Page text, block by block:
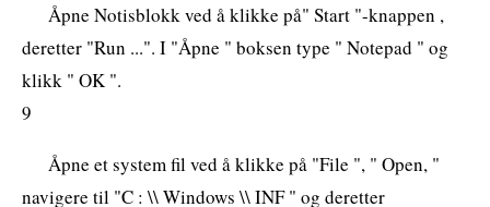
Åpne Notisblokk ved å klikke på" Start "-knappen ,
deretter "Run ...". I "Åpne " boksen type " Notepad " og
klikk " OK ".
9
Åpne et system fil ved å klikke på "File ", " Open, "
navigere til "C : \\ Windows \\ INF " og deretter